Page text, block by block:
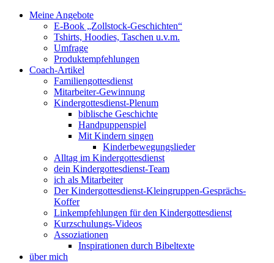
Meine Angebote
E-Book „Zollstock-Geschichten“
Tshirts, Hoodies, Taschen u.v.m.
Umfrage
Produktempfehlungen
Coach-Artikel
Familiengottesdienst
Mitarbeiter-Gewinnung
Kindergottesdienst-Plenum
biblische Geschichte
Handpuppenspiel
Mit Kindern singen
Kinderbewegungslieder
Alltag im Kindergottesdienst
dein Kindergottesdienst-Team
ich als Mitarbeiter
Der Kindergottesdienst-Kleingruppen-Gesprächs-
Koffer
Linkempfehlungen für den Kindergottesdienst
Kurzschulungs-Videos
Assoziationen
Inspirationen durch Bibeltexte
über mich